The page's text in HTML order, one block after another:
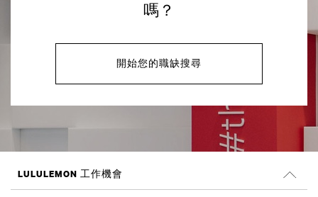
嗎？
開始您的職缺搜尋
LULULEMON 工作機會